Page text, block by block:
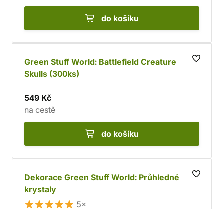
do košíku
Green Stuff World: Battlefield Creature
Skulls (300ks)
549 Kč
na cestě
do košíku
Dekorace Green Stuff World: Průhledné
krystaly
5×